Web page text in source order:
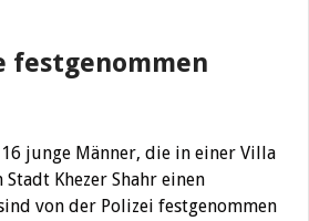
festgenommen
junge Männer, die in einer Villa
Khezer Shahr einen
von der Polizei festgenommen